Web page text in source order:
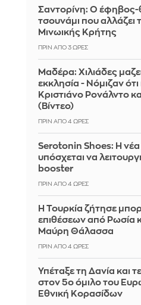
Σαντορίνη: Ο έφηβος-
τσουνάμι που αλλάζει
Μινωικής Κρήτης
ΠΡΙΝ ΑΠΌ 3 ΏΡΕΣ
Μαδέρα: Χιλιάδες
εκκλησία - Νόμιζαν
Κριστιάνο Ρονάλντο
(Βίντεο)
ΠΡΙΝ ΑΠΌ 4 ΏΡΕΣ
Serotonin Shoes: Η
υπόσχεται να
booster
ΠΡΙΝ ΑΠΌ 4 ΏΡΕΣ
Η Τουρκία ζήτησε
επιθέσεων από Ρωσία
Μαύρη Θάλασσα
ΠΡΙΝ ΑΠΌ 4 ΏΡΕΣ
Υπέταξε τη Δανία και
στον 5ο όμιλο του
Εθνική Κορασίδων